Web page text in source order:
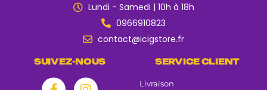
Lundi - Samedi | 10h à 18h
0966910823
contact@icigstore.fr
SUIVEZ-NOUS SERVICE CLIENT
Livraison